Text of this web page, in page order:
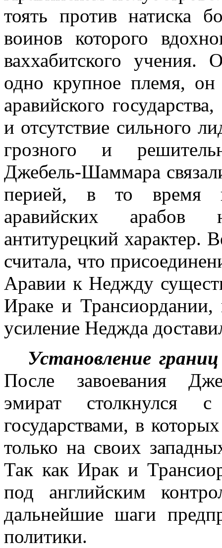
тоять против натиска
воинов которого
ваххабитского учения.
одно крупное племя, он
аравийского
и отсутствие силь­ного
грозного и
Джебель-Шаммара
перией, в то время
аравийских арабов
антитурецкий характер.
считала, что
Ара­вии к Неджду
Ираке и
усиление Неджда
Установление
После завоевания
эмират столкнулся
государствами, в
только на своих
Так как Ирак и
под английским
дальнейшие шаги
политики.